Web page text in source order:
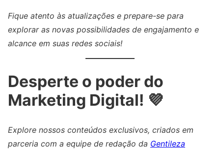
Fique atento às atualizações e prepare-se para
explorar as novas possibilidades de engajamento e
alcance em suas redes sociais!
Desperte o poder do
Marketing Digital! 💜
Explore nossos conteúdos exclusivos, criados em
parceria com a equipe de redação da Gentileza